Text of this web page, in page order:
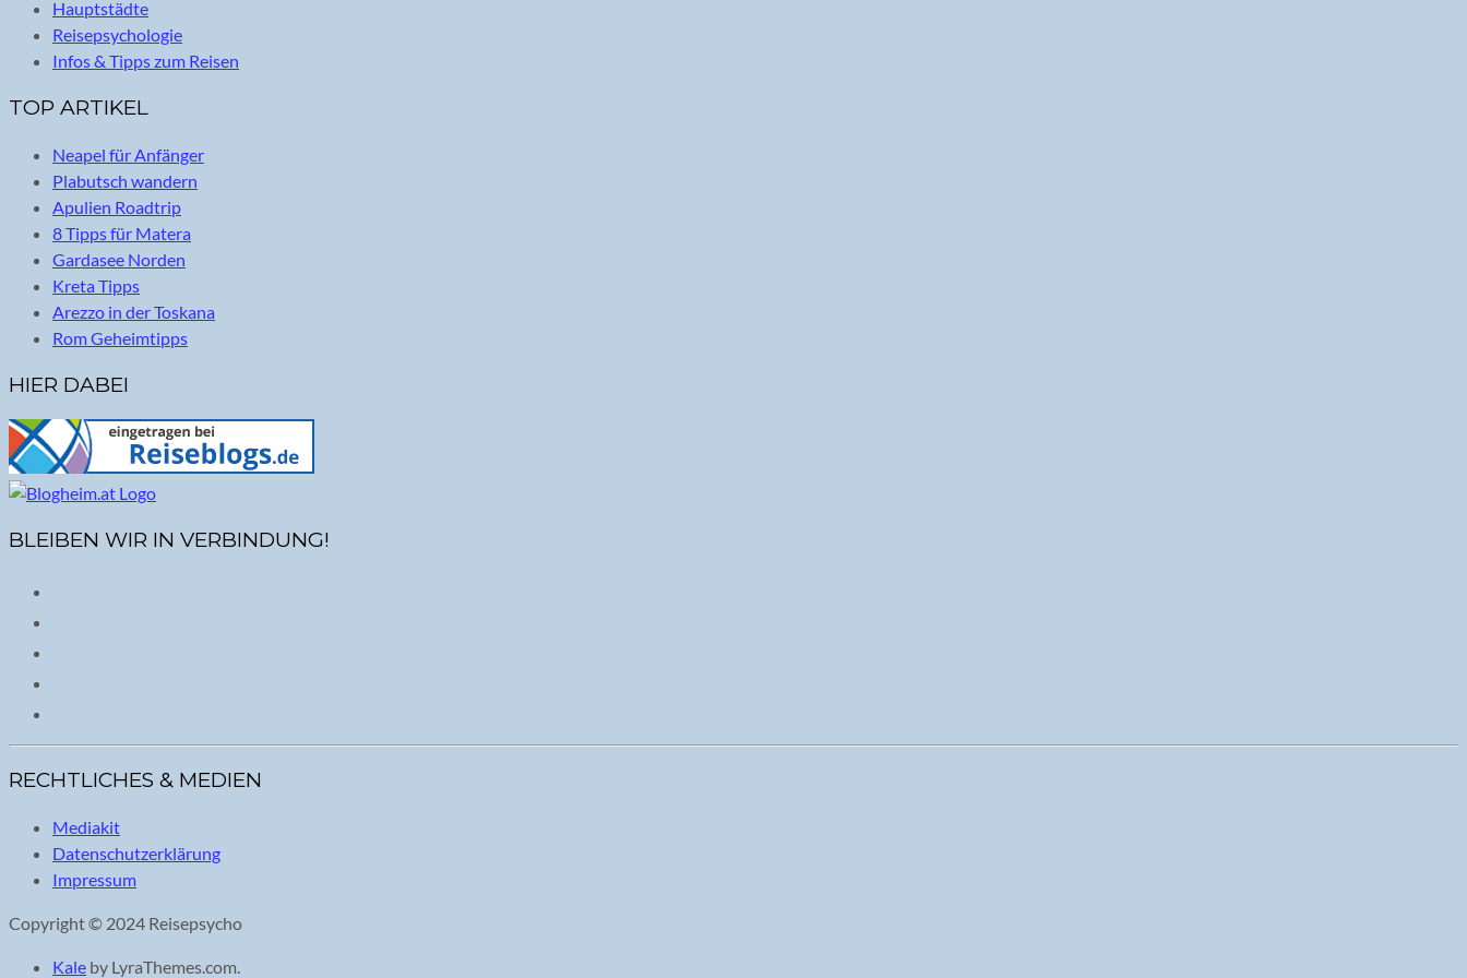
Hauptstädte
Reisepsychologie
Infos & Tipps zum Reisen
TOP ARTIKEL
Neapel für Anfänger
Plabutsch wandern
Apulien Roadtrip
8 Tipps für Matera
Gardasee Norden
Kreta Tipps
Arezzo in der Toskana
Rom Geheimtipps
HIER DABEI
BLEIBEN WIR IN VERBINDUNG!
RECHTLICHES & MEDIEN
Mediakit
Datenschutzerklärung
Impressum
Copyright © 2024 Reisepsycho
Kale by LyraThemes.com.